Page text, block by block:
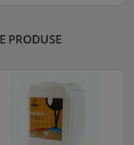
PRODUSE